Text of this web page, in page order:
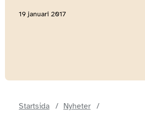
19 januari 2017
Startsida
Nyheter